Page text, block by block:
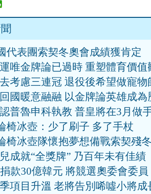
代表團索契冬奧會成績獲肯定
唯金牌論已過時 重塑體育價值
考慮三連冠 退役後希望做寵物
國暖意融融 以金牌論英雄成為
普魯申科執教 普皇將在3月做
椅冰壺：少了刷子 多了手杖
椅冰壺隊懷抱夢想備戰索契殘
成就“全獎牌” 乃百年未有佳績
款30億韓元 將競選奧委會委員
項目升溫 老將告別唏噓小將成